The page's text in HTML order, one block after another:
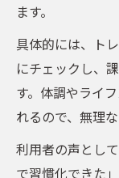
パーソ
気持
ます。
具体的には、ト
にチェックし、
す。体調やライ
れるので、無理
利用者の声とし
で習慣化できた